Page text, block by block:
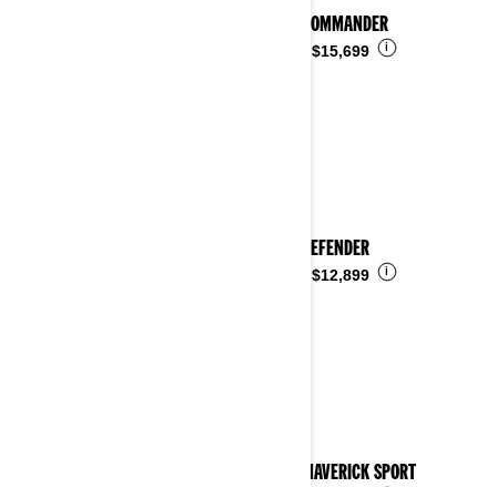
2025 COMMANDER
$15,699 i
2025 DEFENDER
$12,899 i
2025 MAVERICK SPORT